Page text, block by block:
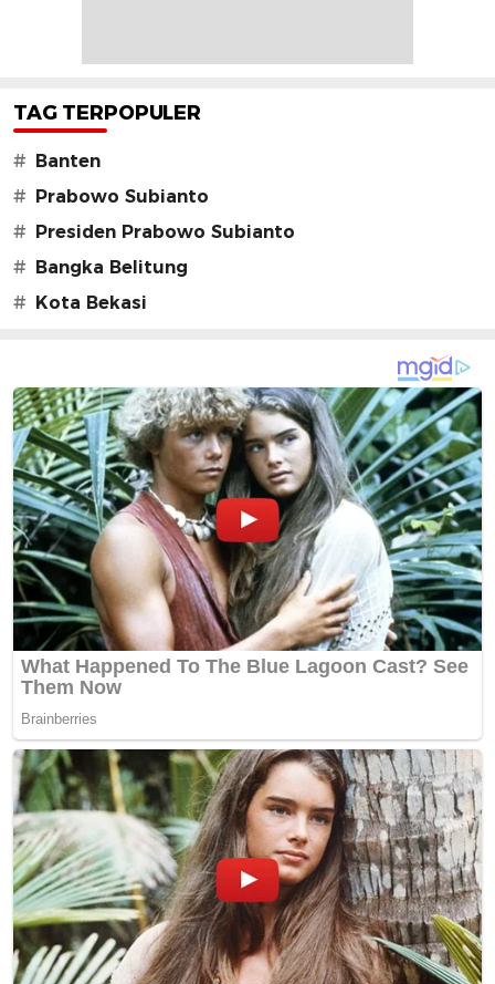
TAG TERPOPULER
#
Banten
#
Prabowo Subianto
#
Presiden Prabowo Subianto
#
Bangka Belitung
#
Kota Bekasi